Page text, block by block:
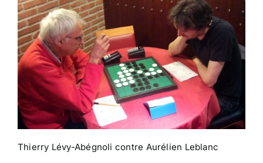
Thierry Lévy-Abégnoli contre Aurélien Leblanc